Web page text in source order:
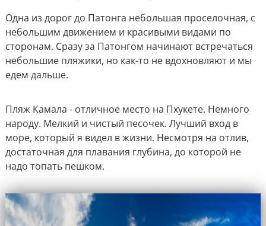
Одна из дорог до Патонга небольшая проселочная, с
небольшим движением и красивыми видами по
сторонам. Сразу за Патонгом начинают встречаться
небольшие пляжики, но как-то не вдохновляют и мы
едем дальше.
Пляж Камала - отличное место на Пхукете. Немного
народу. Мелкий и чистый песочек. Лучший вход в
море, который я видел в жизни. Несмотря на отлив,
достаточная для плавания глубина, до которой не
надо топать пешком.